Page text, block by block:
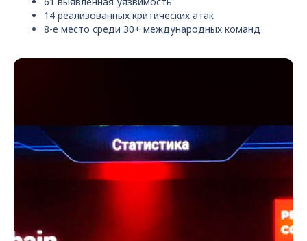
14 реализованных критических атак
8-е место среди 30+ международных команд